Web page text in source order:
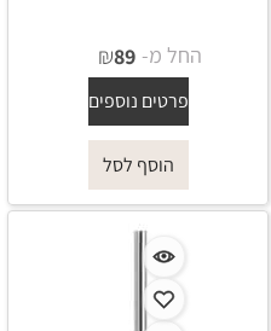
החל מ- ₪89
פרטים נוספים
הוסף לסל